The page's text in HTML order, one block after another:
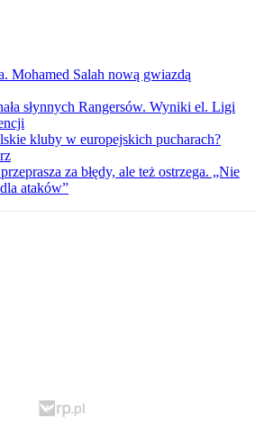
Mohamed Salah nową gwiazdą
słynnych Rangersów. Wyniki el. Ligi
kluby w europejskich pucharach?
za błędy, ale też ostrzega. „Nie
ataków”